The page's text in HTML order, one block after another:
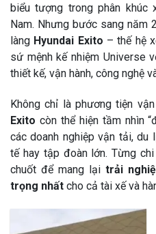
biểu tượng trong phân
Nam. Nhưng bước sang năm
làng Hyundai Exito – thế hệ
sứ mệnh kế nhiệm Universe
thiết kế, vận hành, công nghệ
Không chỉ là phương tiện vận
Exito còn thể hiện tầm nhìn
các doanh nghiệp vận tải, du
tế hay tập đoàn lớn. Từng
chuốt để mang lạitrải
trọng nhất cho cả tài xế và